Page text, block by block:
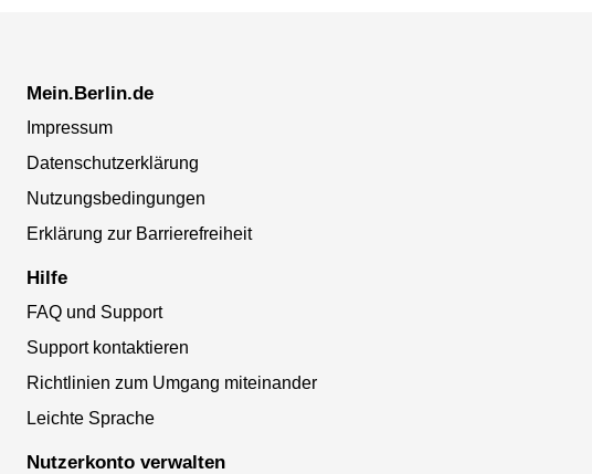
Mein.Berlin.de
Impressum
Datenschutzerklärung
Nutzungsbedingungen
Erklärung zur Barrierefreiheit
Hilfe
FAQ und Support
Support kontaktieren
Richtlinien zum Umgang miteinander
Leichte Sprache
Nutzerkonto verwalten